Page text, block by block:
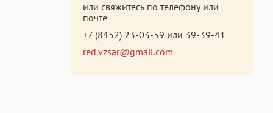
или свяжитесь по телефону или
почте
+7 (8452) 23-03-59 или 39-39-41
red.vzsar@gmail.com